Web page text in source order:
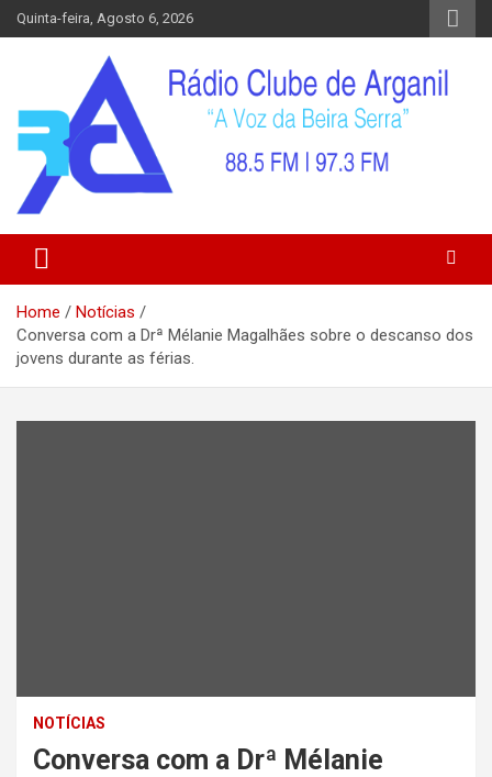
Skip
to
Quinta-feira, Agosto 6, 2026
Home
Notícias
Conversa com a Drª Mélanie Magalhães sobre o descanso dos
jovens durante as férias.
NOTÍCIAS
Conversa com a Drª Mélanie